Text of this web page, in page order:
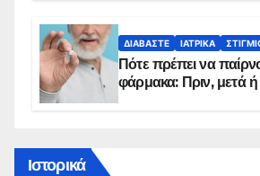
ΔΙΑΒΆΣΤΕ ΙΑΤΡΙΚΆ
Πότε πρέπει να
φάρμακα: Πριν, μετά ή
Ιστορικά